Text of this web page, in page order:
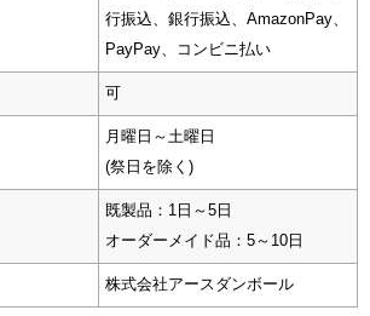
行振込、銀行振込、AmazonPay、
PayPay、コンビニ払い
可
月曜日～土曜日
(祭日を除く)
既製品：1日～5日
オーダーメイド品：5～10日
株式会社アースダンボール